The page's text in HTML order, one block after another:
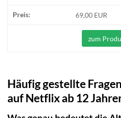
69,00 EUR
zum
Häufig gestellte
auf Netflix ab 12